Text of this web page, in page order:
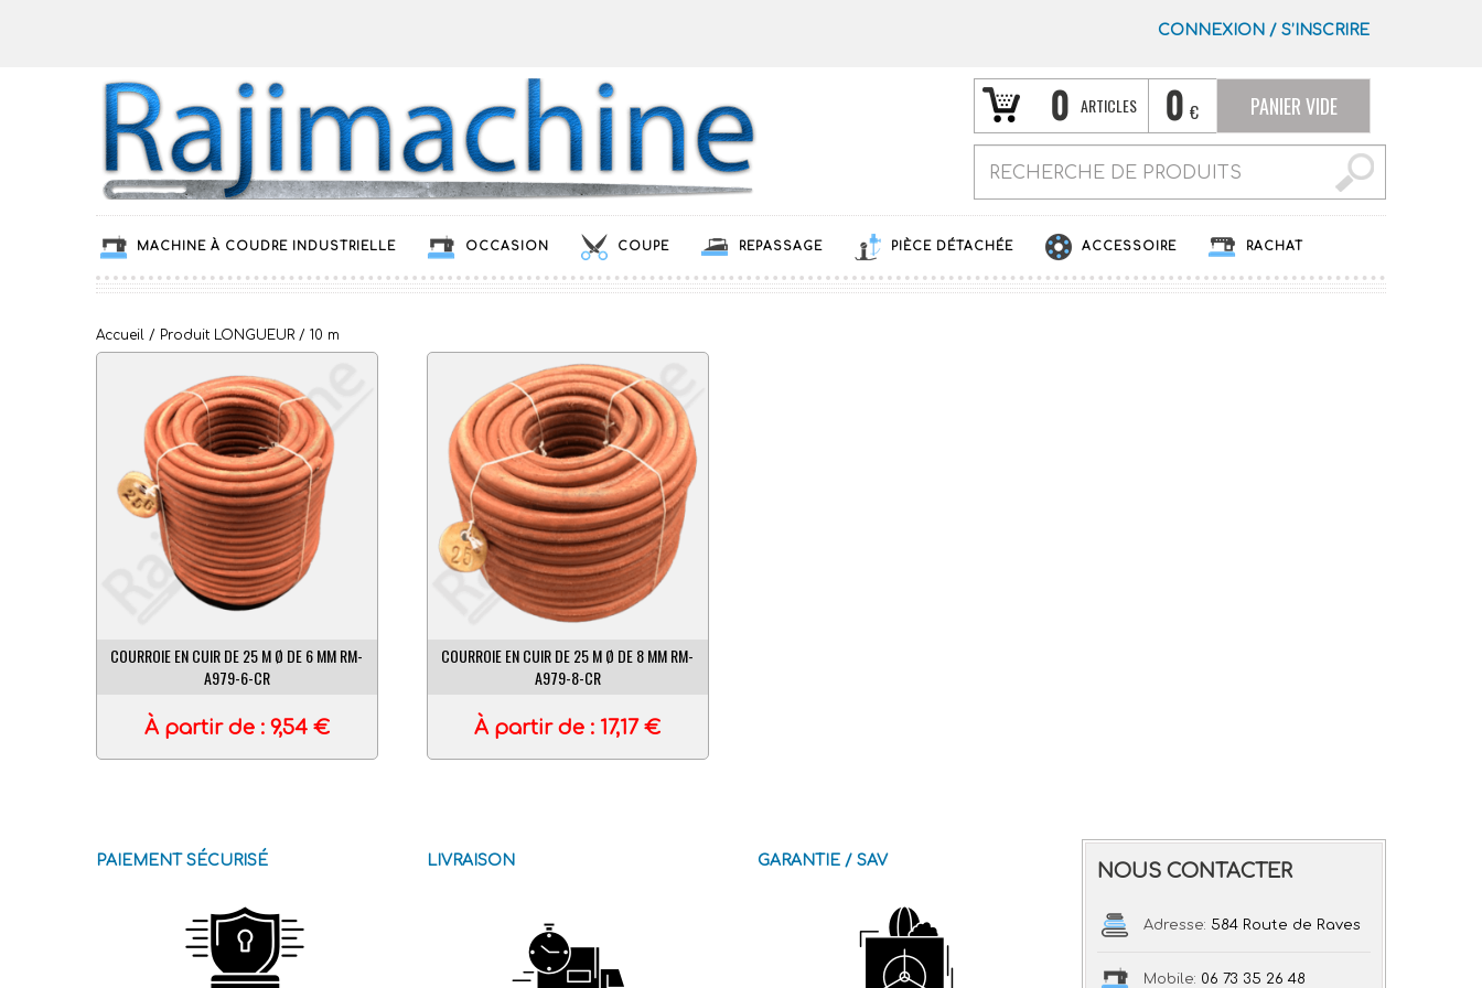
CONNEXION / S’INSCRIRE
0 ARTICLES 0 € PANIER VIDE
MACHINE À COUDRE INDUSTRIELLE OCCASION COUPE REPASSAGE PIÈCE DÉTACHÉE ACCESSOIRE RACHAT
Accueil / Produit LONGUEUR / 10 m
COURROIE EN CUIR DE 25 M Ø DE 6 MM RM-
A979-6-CR
À partir de : 9,54 €
COURROIE EN CUIR DE 25 M Ø DE 8 MM RM-
A979-8-CR
À partir de : 17,17€
PAIEMENT SÉCURISÉ LIVRAISON GARANTIE / SAV NOUS CONTACTER
Adresse: 584 Route de Raves
Mobile: 06 73 35 26 48